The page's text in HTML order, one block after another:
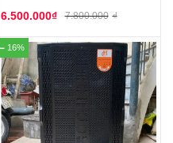
7.800.000 ₫
6.500.000₫
16%